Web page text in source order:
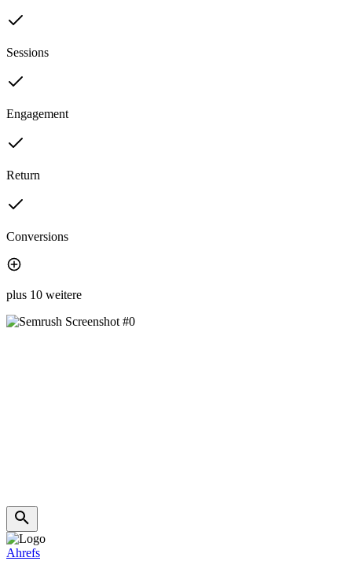
Sessions
Engagement
Return
Conversions
plus 10 weitere
Ahrefs